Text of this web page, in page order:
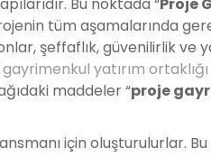
tüm aşamalarında
şeffaflık, güvenilirlik ve
gayrimenkul yatırım ortaklığı
maddeler “proje
için oluşturulurlar. Bu